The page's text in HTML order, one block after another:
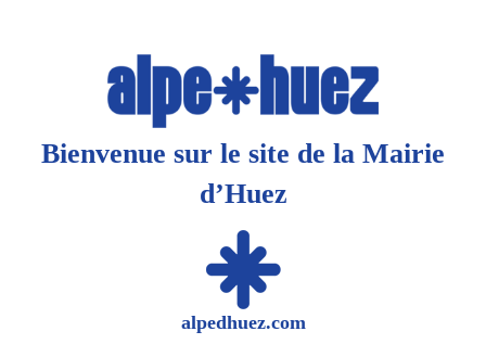
Bienvenue sur le site de la Mairie
d’Huez
alpedhuez.com